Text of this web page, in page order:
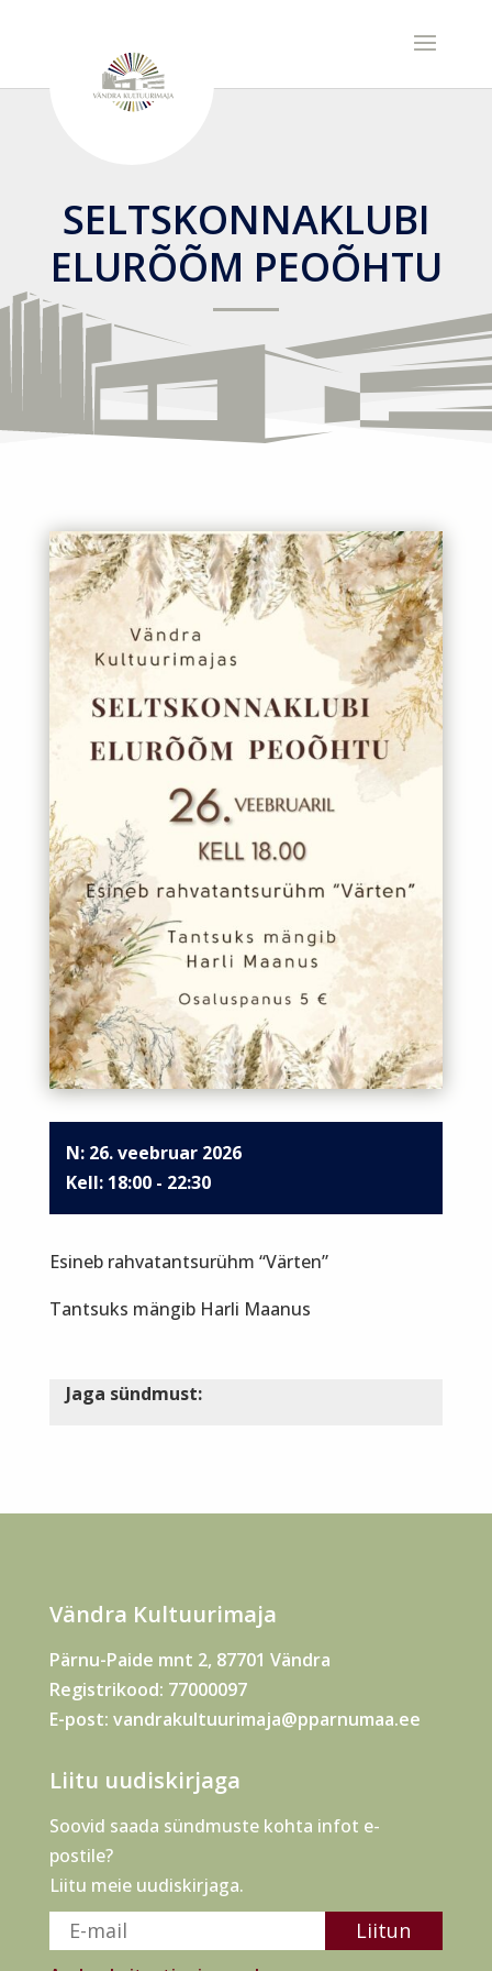
SELTSKONNAKLUBI
ELURÕÕM PEOÕHTU
N: 26. veebruar 2026
18:00 - 22:30
Esineb rahvatantsurühm “Värten”
Tantsuks mängib Harli Maanus
Jaga sündmust:
Vändra Kultuurimaja
Pärnu-Paide mnt 2, 87701 Vändra
Registrikood: 77000097
E-post: vandrakultuurimaja@pparnumaa.ee
Liitu uudiskirjaga
Soovid saada sündmuste kohta infot e-
postile?
Liitu meie uudiskirjaga.